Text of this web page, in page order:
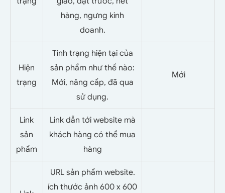
hàng, ngưng kinh
doanh.
Hiện
trạng
Tình trạng hiện tại của
sản phẩm như thế nào:
Mới, nâng cấp, đã qua
sử dụng.
Mới
Link
sản
phẩm
Link dẫn tới website mà
khách hàng có thể mua
hàng
URL sản phẩm website.
ích thước ảnh 600 x 600